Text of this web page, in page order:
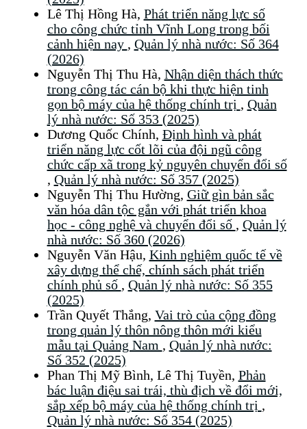
Lê Thị Hồng Hà, Phát triển năng lực số
cho công chức tỉnh Vĩnh Long trong bối
cảnh hiện nay , Quản lý nhà nước: Số 364
(2026)
Nguyễn Thị Thu Hà, Nhận diện thách thức
trong công tác cán bộ khi thực hiện tinh
gọn bộ máy của hệ thống chính trị , Quản
lý nhà nước: Số 353 (2025)
Dương Quốc Chính, Định hình và phát
triển năng lực cốt lõi của đội ngũ công
chức cấp xã trong kỷ nguyên chuyển đổi số
, Quản lý nhà nước: Số 357 (2025)
Nguyễn Thị Thu Hường, Giữ gìn bản sắc
văn hóa dân tộc gắn với phát triển khoa
học - công nghệ và chuyển đổi số , Quản lý
nhà nước: Số 360 (2026)
Nguyễn Văn Hậu, Kinh nghiệm quốc tế về
xây dựng thể chế, chính sách phát triển
chính phủ số , Quản lý nhà nước: Số 355
(2025)
Trần Quyết Thắng, Vai trò của cộng đồng
trong quản lý thôn nông thôn mới kiểu
mẫu tại Quảng Nam , Quản lý nhà nước:
Số 352 (2025)
Phan Thị Mỹ Bình, Lê Thị Tuyền, Phản
bác luận điệu sai trái, thù địch về đổi mới,
sắp xếp bộ máy của hệ thống chính trị ,
Quản lý nhà nước: Số 354 (2025)